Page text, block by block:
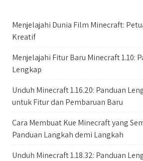
Menjelajahi Dunia Film Minecraft:
Kreatif
Menjelajahi Fitur Baru Minecraft 1.10:
Lengkap
Unduh Minecraft 1.16.20: Panduan
untuk Fitur dan Pembaruan Baru
Cara Membuat Kue Minecraft yang
Panduan Langkah demi Langkah
Unduh Minecraft 1.18.32: Panduan